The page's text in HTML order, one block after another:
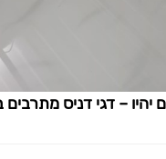
יהיו – דגי דניס מתרבים